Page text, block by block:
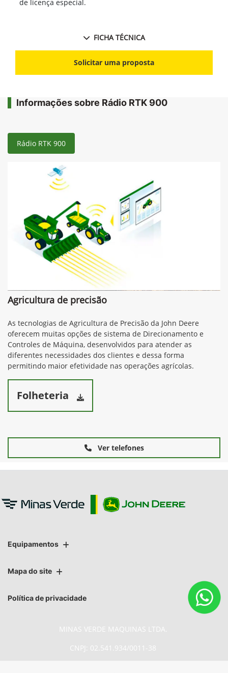
de licença especial.
FICHA TÉCNICA
Solicitar uma proposta
Informações sobre Rádio RTK 900
Rádio RTK 900
Agricultura de precisão
As tecnologias de Agricultura de Precisão da John Deere
oferecem muitas opções de sistema de Direcionamento e
Controles de Máquina, desenvolvidos para atender as
diferentes necessidades dos clientes e dessa forma
permitindo maior efetividade nas operações agrícolas.
Folheteria
Ver telefones
Equipamentos
Mapa do site
Política de privacidade
MINAS VERDE MAQUINAS LTDA.
CNPJ: 02.541.934/0011-38